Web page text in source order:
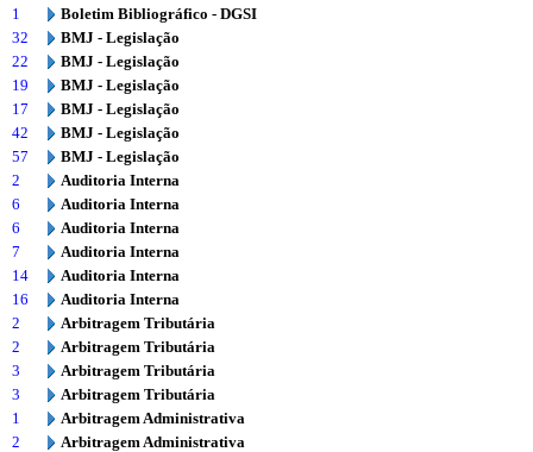
1
Boletim Bibliográfico - DGSI
32
BMJ - Legislação
22
BMJ - Legislação
19
BMJ - Legislação
17
BMJ - Legislação
42
BMJ - Legislação
57
BMJ - Legislação
2
Auditoria Interna
6
Auditoria Interna
6
Auditoria Interna
7
Auditoria Interna
14
Auditoria Interna
16
Auditoria Interna
2
Arbitragem Tributária
2
Arbitragem Tributária
3
Arbitragem Tributária
3
Arbitragem Tributária
1
Arbitragem Administrativa
2
Arbitragem Administrativa